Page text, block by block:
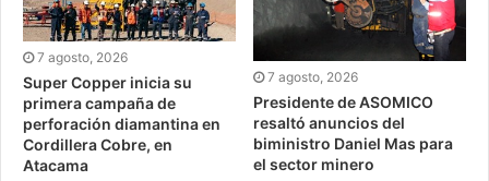
7 agosto, 2026
Super Copper inicia su
primera campaña de
perforación diamantina en
Cordillera Cobre, en
Atacama
7 agosto, 2026
Presidente de ASOMICO
resaltó anuncios del
biministro Daniel Mas para
el sector minero